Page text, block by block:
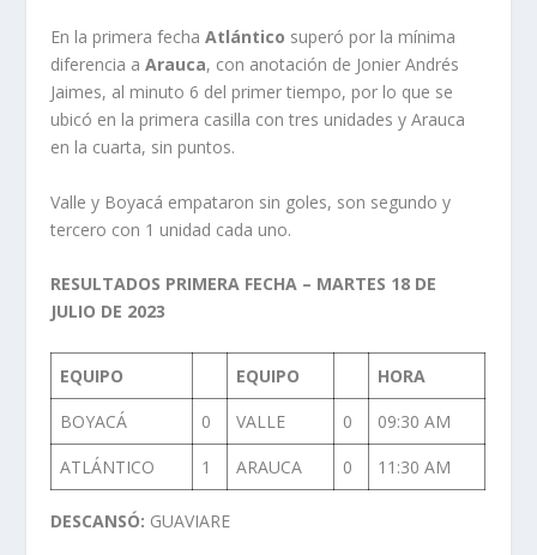
En la primera fechaAtlántico superó por la mínima
diferencia aArauca, con anotación de Jonier Andrés
Jaimes, al minuto 6 del primer tiempo, por lo que se
ubicó en la primera casilla con tres unidades y Arauca
en la cuarta, sin puntos.
Valle y Boyacá empataron sin goles, son segundo y
tercero con 1 unidad cada uno.
RESULTADOS PRIMERA FECHA – MARTES 18 DE
JULIO DE 2023
EQUIPO EQUIPO
HORA
BOYACÁ
0 VALLE 0
09:30 AM
ATLÁNTICO
1 ARAUCA 0 11:30 AM
DESCANSÓ: GUAVIARE